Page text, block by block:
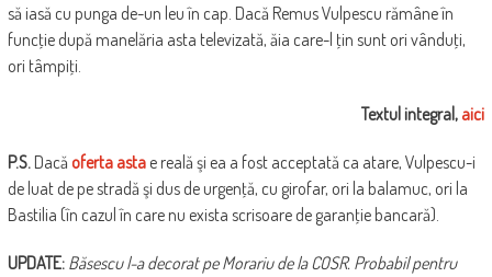
să iasă cu punga de-un leu în cap. Dacă Remus Vulpescu rămâne în
funcţie după manelăria asta televizată, ăia care-l ţin sunt ori vânduţi,
ori tâmpiţi.
Textul integral, aici
P.S.Dacă oferta astae reală şi ea a fost acceptată ca atare, Vulpescu-i
de luat de pe stradă şi dus de urgenţă, cu girofar, ori la balamuc, ori la
Bastilia (în cazul în care nu exista scrisoare de garanţie bancară).
UPDATE: Băsescu l-a decorat pe Morariu de la COSR. Probabil pentru